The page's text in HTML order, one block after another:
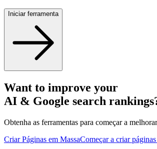
Iniciar ferramenta
Want to improve your
AI & Google search
Obtenha as ferramentas para começar a
Criar Páginas em MassaComeçar a criar